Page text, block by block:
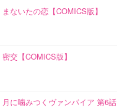
まないたの恋【COMICS版】
密交【COMICS版】
月に噛みつくヴァンパイア 第6話